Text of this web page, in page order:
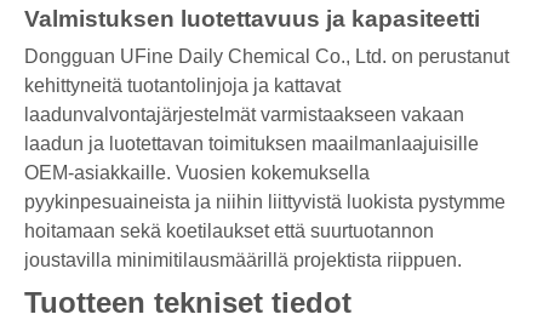
Valmistuksen luotettavuus ja kapasiteetti
Dongguan UFine Daily Chemical Co., Ltd. on perustanut
kehittyneitä tuotantolinjoja ja kattavat
laadunvalvontajärjestelmät varmistaakseen vakaan
laadun ja luotettavan toimituksen maailmanlaajuisille
OEM-asiakkaille. Vuosien kokemuksella
pyykinpesuaineista ja niihin liittyvistä luokista pystymme
hoitamaan sekä koetilaukset että suurtuotannon
joustavilla minimitilausmäärillä projektista riippuen.
Tuotteen tekniset tiedot